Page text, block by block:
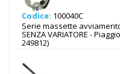
Codice: 100040C
Serie massette
SENZA VARIATORE -
249812)